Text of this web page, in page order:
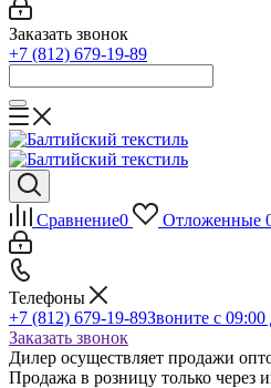
Заказать звонок
+7 (812) 679-19-89
Сравнение0 Отложенные
Телефоны
+7 (812) 679-19-89Звоните с 09:00
Заказать звонок
Дилер осуществляет продажи
Продажа в розницу только через